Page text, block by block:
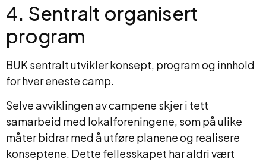
4. Sentralt organisert
program
BUK sentralt utvikler konsept, program og innhold
for hver eneste camp.
Selve avviklingen av campene skjer i tett
samarbeid med lokalforeningene, som på ulike
måter bidrar med å utføre planene og realisere
konseptene. Dette fellesskapet har aldri vært